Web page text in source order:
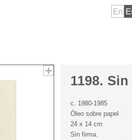
En
1198.
c. 1980-1985
Óleo sobre papel
24 x 14 cm
Sin firma.